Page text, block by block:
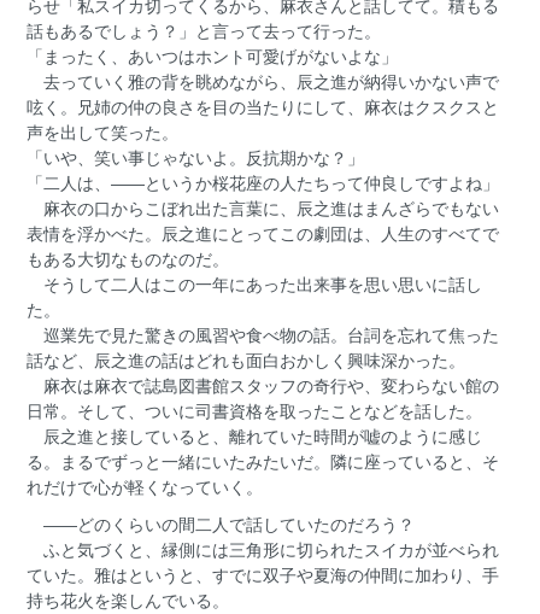
らせ「私スイカ切ってくるから、麻衣さんと話してて。積もる
話もあるでしょう？」と言って去って行った。
「まったく、あいつはホント可愛げがないよな」
去っていく雅の背を眺めながら、辰之進が納得いかない声で
呟く。兄姉の仲の良さを目の当たりにして、麻衣はクスクスと
声を出して笑った。
「いや、笑い事じゃないよ。反抗期かな？」
「二人は、――というか桜花座の人たちって仲良しですよね」
麻衣の口からこぼれ出た言葉に、辰之進はまんざらでもない
表情を浮かべた。辰之進にとってこの劇団は、人生のすべてで
もある大切なものなのだ。
そうして二人はこの一年にあった出来事を思い思いに話し
た。
巡業先で見た驚きの風習や食べ物の話。台詞を忘れて焦った
話など、辰之進の話はどれも面白おかしく興味深かった。
麻衣は麻衣で誌島図書館スタッフの奇行や、変わらない館の
日常。そして、ついに司書資格を取ったことなどを話した。
辰之進と接していると、離れていた時間が嘘のように感じ
る。まるでずっと一緒にいたみたいだ。隣に座っていると、そ
れだけで心が軽くなっていく。
――どのくらいの間二人で話していたのだろう？
ふと気づくと、縁側には三角形に切られたスイカが並べられ
ていた。雅はというと、すでに双子や夏海の仲間に加わり、手
持ち花火を楽しんでいる。